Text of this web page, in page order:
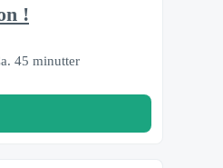
!
45 minutter